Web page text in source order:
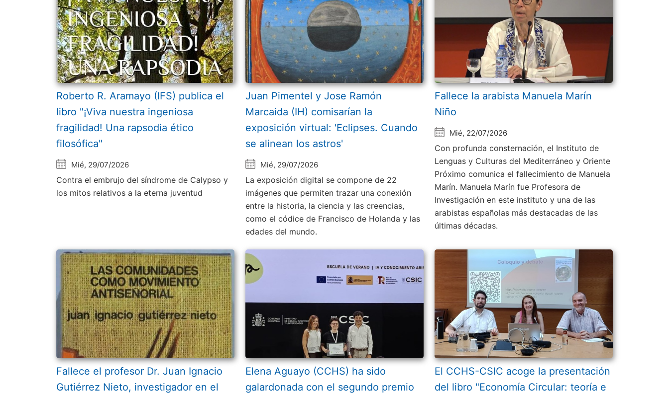
Roberto R. Aramayo (IFS) publica el
libro "¡Viva nuestra ingeniosa
fragilidad! Una rapsodia ético
filosófica"
Mié, 29/07/2026
Contra el embrujo del síndrome de Calypso y
los mitos relativos a la eterna juventud
Juan Pimentel y Jose Ramón
Marcaida (IH) comisarían la
exposición virtual: 'Eclipses. Cuando
se alinean los astros'
Mié, 29/07/2026
La exposición digital se compone de 22
imágenes que permiten trazar una conexión
entre la historia, la ciencia y las creencias,
como el códice de Francisco de Holanda y las
edades del mundo.
Fallece la arabista Manuela Marín
Niño
Mié, 22/07/2026
Con profunda consternación, el Instituto de
Lenguas y Culturas del Mediterráneo y Oriente
Próximo comunica el fallecimiento de Manuela
Marín. Manuela Marín fue Profesora de
Investigación en este instituto y una de las
arabistas españolas más destacadas de las
últimas décadas.
Fallece el profesor Dr. Juan Ignacio
Gutiérrez Nieto, investigador en el
Elena Aguayo (CCHS) ha sido
galardonada con el segundo premio
El CCHS-CSIC acoge la presentación
del libro "Economía Circular: teoría e